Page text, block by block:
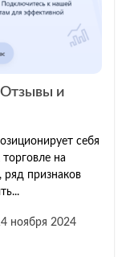
и
себя
на
признаков
ноября 2024